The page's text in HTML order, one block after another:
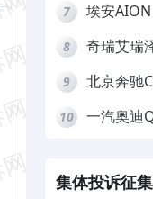
7
埃安
8
奇瑞艾瑞
9
北京奔驰
10
一汽奥迪
集体投诉征集